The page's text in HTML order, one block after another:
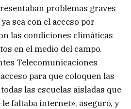
problemas graves
sea con el acceso por
las condiciones climáticas
en el medio del campo.
Telecomunicaciones
para que coloquen las
las escuelas aisladas que
le faltaba internet», aseguró, y